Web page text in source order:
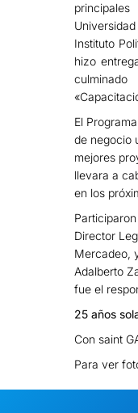
Instituto
hizo
El
de negocio
mejores
llevara a
en los
Director
Mercadeo,
Adalberto
fue el
25 años
Con saint
Para ver